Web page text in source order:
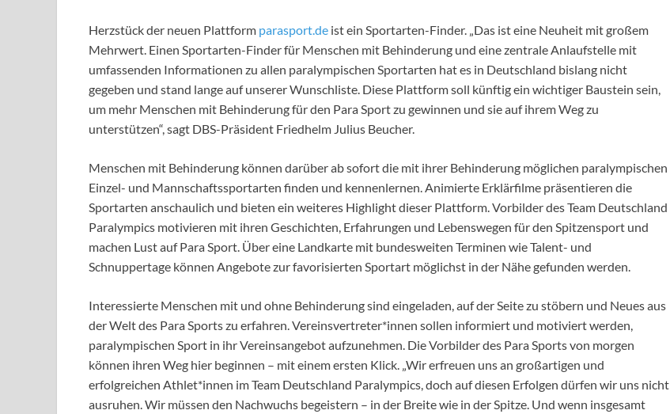
Herzstück der neuen Plattform parasport.de ist ein Sportarten-Finder. „Das ist eine Neuheit mit großem
Mehrwert. Einen Sportarten-Finder für Menschen mit Behinderung und eine zentrale Anlaufstelle mit
umfassenden Informationen zu allen paralympischen Sportarten hat es in Deutschland bislang nicht
gegeben und stand lange auf unserer Wunschliste. Diese Plattform soll künftig ein wichtiger Baustein sein,
um mehr Menschen mit Behinderung für den Para Sport zu gewinnen und sie auf ihrem Weg zu
unterstützen“, sagt DBS-Präsident Friedhelm Julius Beucher.
Menschen mit Behinderung können darüber ab sofort die mit ihrer Behinderung möglichen paralympischen
Einzel- und Mannschaftssportarten finden und kennenlernen. Animierte Erklärfilme präsentieren die
Sportarten anschaulich und bieten ein weiteres Highlight dieser Plattform. Vorbilder des Team Deutschland
Paralympics motivieren mit ihren Geschichten, Erfahrungen und Lebenswegen für den Spitzensport und
machen Lust auf Para Sport. Über eine Landkarte mit bundesweiten Terminen wie Talent- und
Schnuppertage können Angebote zur favorisierten Sportart möglichst in der Nähe gefunden werden.
Interessierte Menschen mit und ohne Behinderung sind eingeladen, auf der Seite zu stöbern und Neues aus
der Welt des Para Sports zu erfahren. Vereinsvertreter*innen sollen informiert und motiviert werden,
paralympischen Sport in ihr Vereinsangebot aufzunehmen. Die Vorbilder des Para Sports von morgen
können ihren Weg hier beginnen – mit einem ersten Klick. „Wir erfreuen uns an großartigen und
erfolgreichen Athlet*innen im Team Deutschland Paralympics, doch auf diesen Erfolgen dürfen wir uns nicht
ausruhen. Wir müssen den Nachwuchs begeistern – in der Breite wie in der Spitze. Und wenn insgesamt